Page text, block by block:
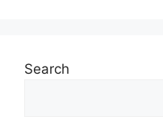
Search